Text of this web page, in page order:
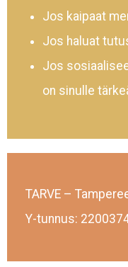
Jos kaipaat
Jos haluat
Jos
on sinulle
TARVE –
Y-tunnus: